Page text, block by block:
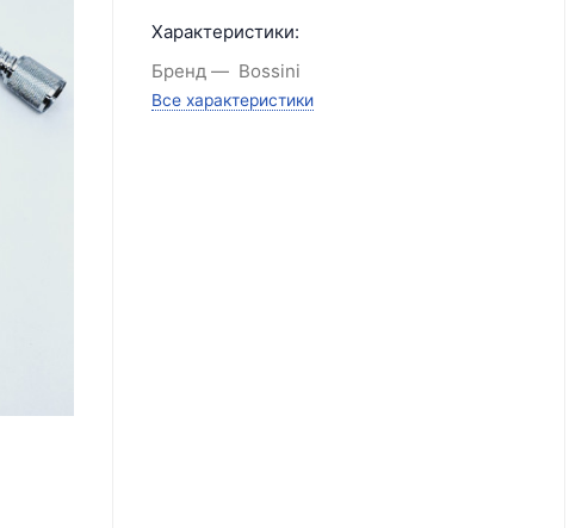
Характеристики:
Бренд
Bossini
Все характеристики